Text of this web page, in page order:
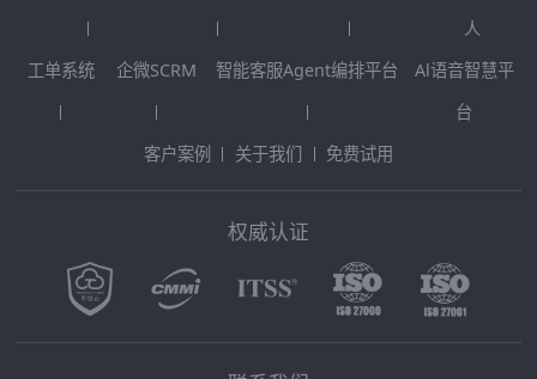
人
工单系统
企微SCRM 智能客服Agent编排平台
Al语音智慧平
台
客户案例
关于我们 免费试用
权威认证